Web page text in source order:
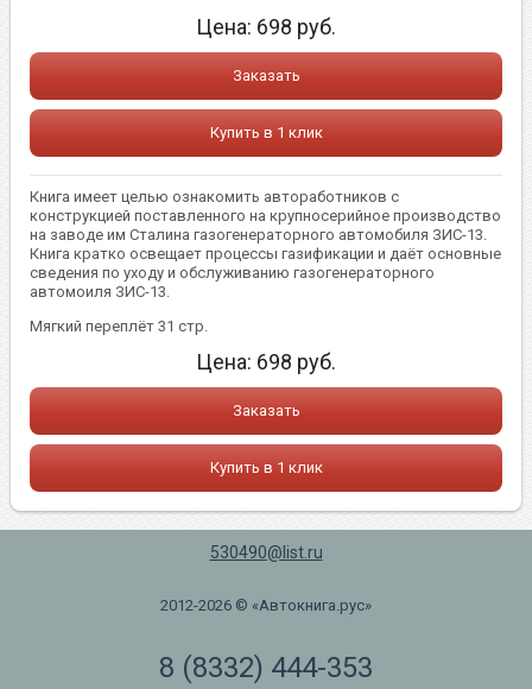
Цена: 698 руб.
Заказать
Купить в 1 клик
Книга имеет целью ознакомить автоработников с
конструкцией поставленного на крупносерийное производство
на заводе им Сталина газогенераторного автомобиля ЗИС-13.
Книга кратко освещает процессы газификации и даёт основные
сведения по уходу и обслуживанию газогенераторного
автомоиля ЗИС-13.
Мягкий переплёт 31 стр.
Цена: 698 руб.
Заказать
Купить в 1 клик
530490@list.ru
2012-2026 © «Автокнига.рус»
8 (8332) 444-353